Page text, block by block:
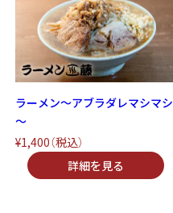
ラーメン～アブラダレマシマシ
～
¥1,400（税込）